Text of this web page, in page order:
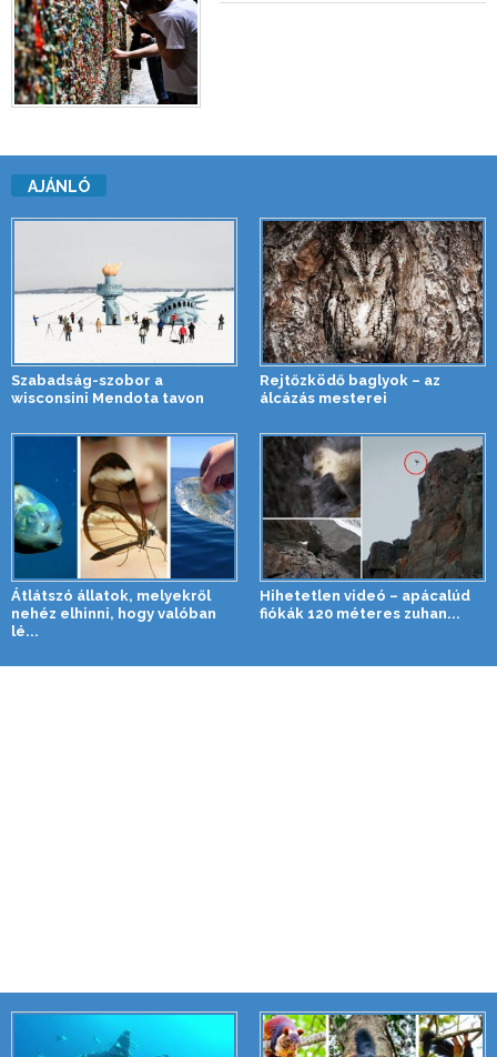
AJÁNLÓ
Szabadság-szobor a
wisconsini Mendota tavon
Rejtőzködő baglyok – az
álcázás mesterei
Átlátszó állatok, melyekről
nehéz elhinni, hogy valóban
lé...
Hihetetlen videó – apácalúd
fiókák 120 méteres zuhan...